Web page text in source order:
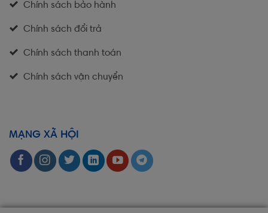
Chính sách bảo hành
Chính sách đổi trả
Chính sách thanh toán
Chính sách vận chuyển
MẠNG XÃ HỘI